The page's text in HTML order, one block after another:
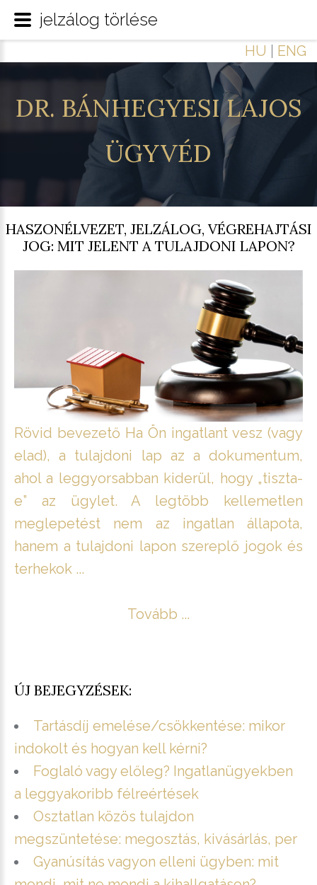
HU ENG
DR. BÁNHEGYESI LAJOS
ÜGYVÉD
HASZONÉLVEZET, JELZÁLOG, VÉGREHAJTÁSI
JOG: MIT JELENT A TULAJDONI LAPON?
Rövid bevezető Ha Ön ingatlant vesz (vagy
elad), a tulajdoni lap az a dokumentum,
ahol a leggyorsabban kiderül, hogy „tiszta-
e” az ügylet. A legtöbb kellemetlen
meglepetést nem az ingatlan állapota,
hanem a tulajdoni lapon szereplő jogok és
terhekok ...
Tovább ...
ÚJ BEJEGYZÉSEK:
Tartásdíj emelése/csökkentése: mikor
indokolt és hogyan kell kérni?
Foglaló vagy előleg? Ingatlanügyekben
a leggyakoribb félreértések
Osztatlan közös tulajdon
megszüntetése: megosztás, kivásárlás, per
Gyanúsítás vagyon elleni ügyben: mit
jelzálog törlése